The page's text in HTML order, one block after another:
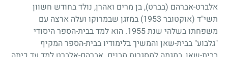
אלברט-אברהם (בברט), בן מרים ואהרן, נולד בחודש חשוון
תשי"ד (אוקטובר 1953) במזגן שבמרוקו ועלה ארצה עם
משפחתו בשלהי שנת1955. הוא למד בבית-הספר היסודי
"גלבוע" בבית-שאן והמשיך בלימודיו בבית-הספר המקיף